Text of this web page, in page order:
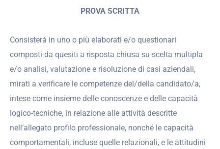
PROVA SCRITTA
Consisterà in uno o più elaborati e/o questionari
composti da quesiti a risposta chiusa su scelta multipla
e/o analisi, valutazione e risoluzione di casi aziendali,
mirati a verificare le competenze del/della candidato/a,
intese come insieme delle conoscenze e delle capacità
logico-tecniche, in relazione alle attività descritte
nell’allegato profilo professionale, nonché le capacità
comportamentali, incluse quelle relazionali, e le attitudini